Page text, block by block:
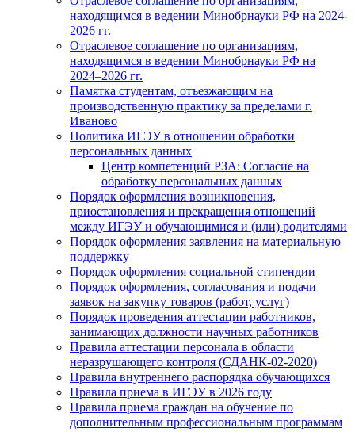
находящимся в ведении Минобрнауки РФ на 2024-
2026 гг.
Отраслевое соглашение по организациям,
находящимся в ведении Минобрнауки РФ на
2024–2026 гг.
Памятка студентам, отъезжающим на
производственную практику за пределами г.
Иваново
Политика ИГЭУ в отношении обработки
персональных данных
Центр компетенций РЗА: Согласие на
обработку персональных данных
Порядок оформления возникновения,
приостановления и прекращения отношений
между ИГЭУ и обучающимися и (или) родителями
Порядок оформления заявления на материальную
поддержку
Порядок оформления социальной стипендии
Порядок оформления, согласования и подачи
заявок на закупку товаров (работ, услуг)
Порядок проведения аттестации работников,
занимающих должности научных работников
Правила аттестации персонала в области
неразрушающего контроля (СДАНК-02-2020)
Правила внутреннего распорядка обучающихся
Правила приема в ИГЭУ в 2026 году
Правила приема граждан на обучение по
дополнительным профессиональным программам